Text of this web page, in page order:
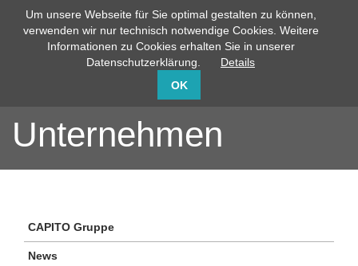
info@capito-gmbh.de 02735 / 760-0
Unternehmen
CAPITO Gruppe
News
Um unsere Webseite für Sie optimal gestalten zu können,
verwenden wir nur technisch notwendige Cookies. Weitere
Informationen zu Cookies erhalten Sie in unserer
Datenschutzerklärung.
Details
OK